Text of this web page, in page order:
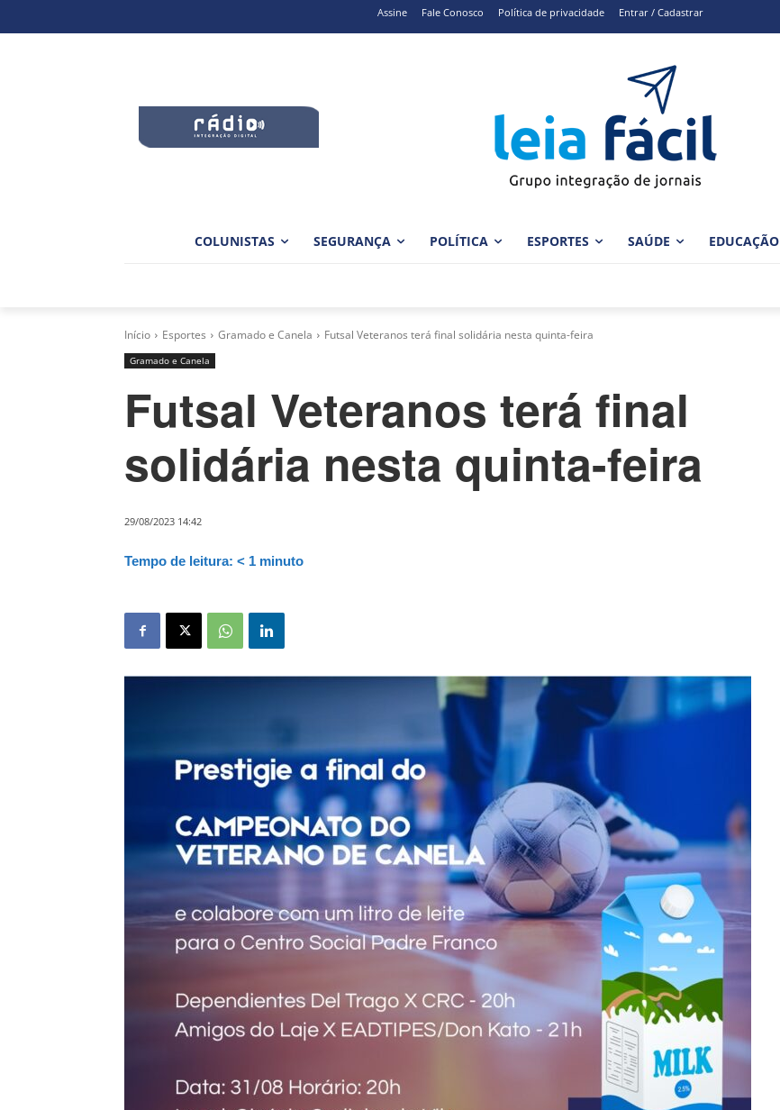
Assine Fale Conosco Política de privacidade Entrar / Cadastrar
COLUNISTAS SEGURANÇA POLÍTICA ESPORTES SAÚDE EDUCAÇÃO
Início Esportes Gramado e Canela Futsal Veteranos terá final solidária nesta quinta-feira
Gramado e Canela
Futsal Veteranos terá final
solidária nesta quinta-feira
29/08/2023 14:42
Tempo de leitura: < 1 minuto